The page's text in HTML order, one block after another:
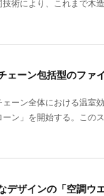
術により、これまで
ーン包括型のファ
ーン全体における温
ン」を開始する。こ
ザインの「空調ウ